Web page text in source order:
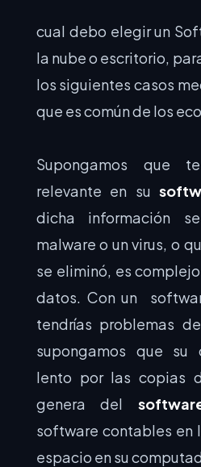
cual debo elegir un
la nube o escritorio,
los siguientes casos
que es común de los
Supongamos que
relevante en su
dicha información
malware o un virus, o
se eliminó, es
datos. Con un
tendrías problemas
supongamos que su
lento por las copias
genera del
software contables en
espacio en su